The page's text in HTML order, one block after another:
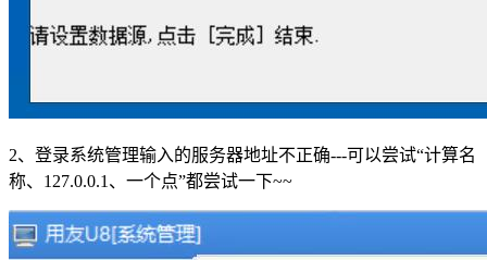
2、登录系统管理输入的服务器地址不正确---可以尝试“计算名
称、127.0.0.1、一个点”都尝试一下~~